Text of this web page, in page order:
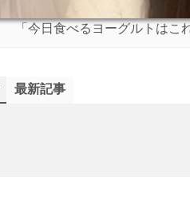
「今日食べるヨーグルトは
最新記事